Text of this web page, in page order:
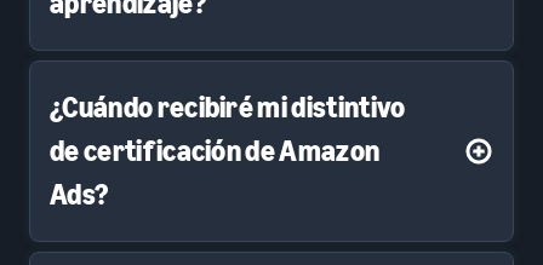
¿Cuándo recibiré mi distintivo
de certificación de Amazon
Ads?